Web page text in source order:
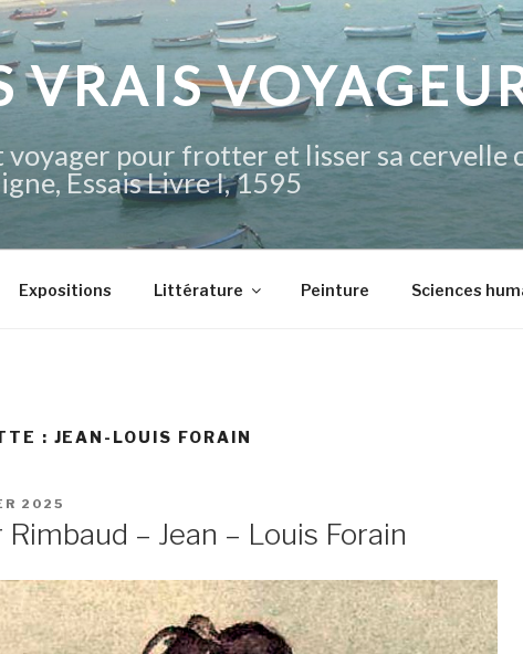
VRAIS
pour frotter et lisser sa cervelle
Essais Livre I, 1595
Expositions Littérature Peinture Sciences
: JEAN-LOUIS FORAIN
2025
– Jean – Louis Forain